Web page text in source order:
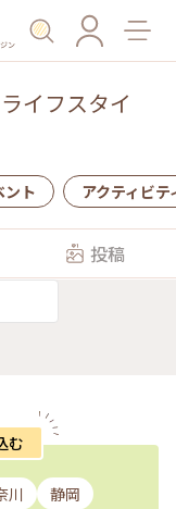
ン
ライフスタイ
ント アクティビテ
投稿
む
川
静岡